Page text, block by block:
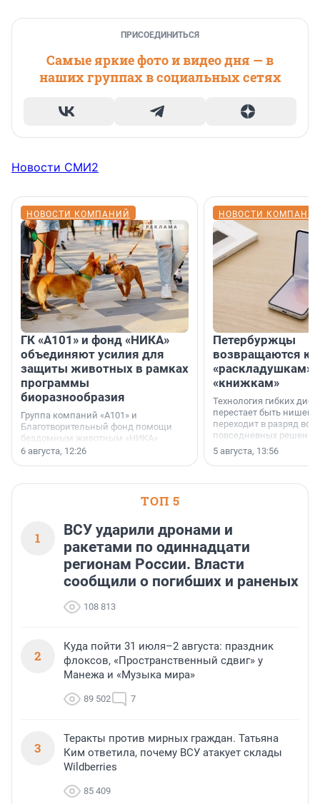
ПРИСОЕДИНИТЬСЯ
Самые яркие фото и видео дня — в
наших группах в социальных сетях
Новости СМИ2
НОВОСТИ КОМПАНИЙ
ГК «А101» и фонд «НИКА»
объединяют усилия для
защиты животных в рамках
программы
биоразнообразия
Группа компаний «А101» и
Благотворительный фонд помощи
бездомным животным «НИКА»
заключили соглашение о
6 августа, 12:26
НОВОСТИ
Петербуржцы
возвращаются к
«раскладушкам»
«книжкам»
Технология гибких
перестает быть
переходит в разряд
повседневных
5 августа, 13:56
ТОП 5
1
ВСУ ударили дронами и
ракетами по одиннадцати
регионам России. Власти
сообщили о погибших и раненых
108 813
2
Куда пойти 31 июля–2 августа: праздник
флоксов, «Пространственный сдвиг» у
Манежа и «Музыка мира»
89 502 7
3
Теракты против мирных граждан. Татьяна
Ким ответила, почему ВСУ атакует склады
Wildberries
85 409